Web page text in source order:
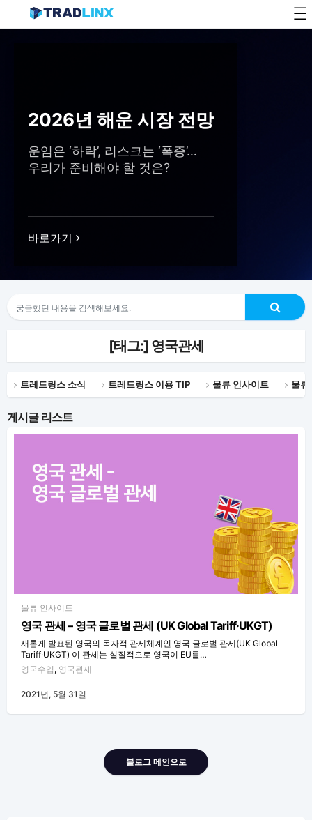
2026년 해운 시장 전망
운임은 ‘하락’, 리스크는 ‘폭증’…
우리가 준비해야 할 것은?
바로가기
[태그:] 영국관세
게시글 리스트
물류 인사이트
영국 관세 – 영국 글로벌 관세 (UK Global Tariff·UKGT)
새롭게 발표된 영국의 독자적 관세체계인 영국 글로벌 관세(UK Global
Tariff·UKGT) 이 관세는 실질적으로 영국이 EU를…
영국수입 , 영국관세
2021년, 5월 31일
블로그 메인으로
트레드링스 소식 트레드링스 이용 TIP 물류 인사이트 물류